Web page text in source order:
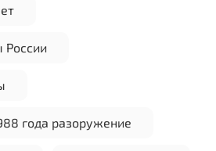
России
года разоружение